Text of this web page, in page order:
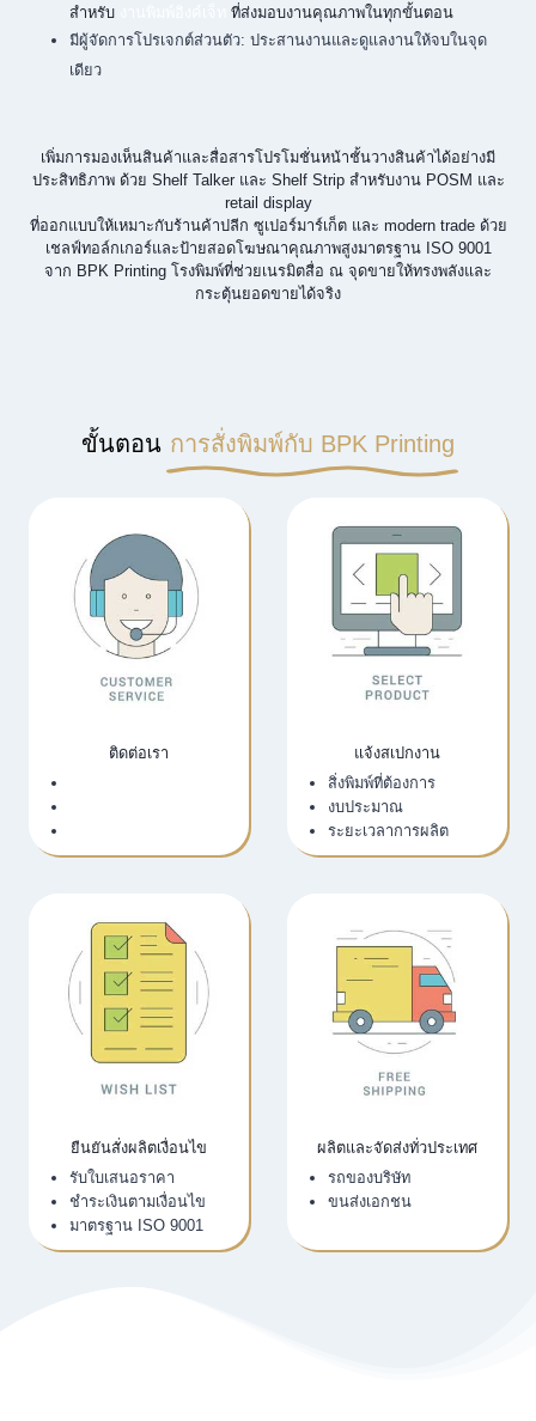
สำหรับ
ที่ส่งมอบงานคุณภาพในทุกขั้นตอน
มีผู้จัดการโปรเจกต์ส่วนตัว: ประสานงานและดูแลงานให้จบในจุด
เดียว
เพิ่มการมองเห็นสินค้าและสื่อสารโปรโมชั่นหน้าชั้นวางสินค้าได้อย่างมี
ประสิทธิภาพ ด้วย Shelf Talker และ Shelf Strip สำหรับงาน POSM และ
retail display
ที่ออกแบบให้เหมาะกับร้านค้าปลีก ซูเปอร์มาร์เก็ต และ modern trade ด้วย
เชลฟ์ทอล์กเกอร์และป้ายสอดโฆษณาคุณภาพสูงมาตรฐาน ISO 9001
จาก BPK Printing โรงพิมพ์ที่ช่วยเนรมิตสื่อ ณ จุดขายให้ทรงพลังและ
กระตุ้นยอดขายได้จริง
ขั้นตอน การสั่งพิมพ์กับ BPK Printing
ติดต่อเรา
แจ้งสเปกงาน
สิ่งพิมพ์ที่ต้องการ
งบประมาณ
ระยะเวลาการผลิต
ยืนยันสั่งผลิตเงื่อนไข
รับใบเสนอราคา
ชำระเงินตามเงื่อนไข
มาตรฐาน ISO 9001
ผลิตและจัดส่งทั่วประเทศ
รถของบริษัท
ขนส่งเอกชน